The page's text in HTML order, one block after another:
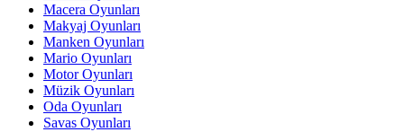
Macera Oyunları
Makyaj Oyunları
Manken Oyunları
Mario Oyunları
Motor Oyunları
Müzik Oyunları
Oda Oyunları
Savas Oyunları